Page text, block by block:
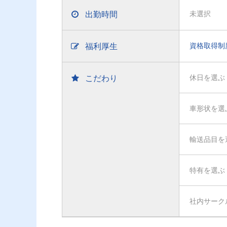
出勤時間 未選択
福利厚生 資格取得制
こだわり 休日を選ぶ
車形状を選
輸送品目を
特有を選ぶ
社内サーク